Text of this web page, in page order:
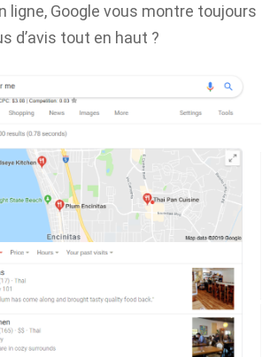
ligne, Google vous montre toujours
d’avis tout en haut ?